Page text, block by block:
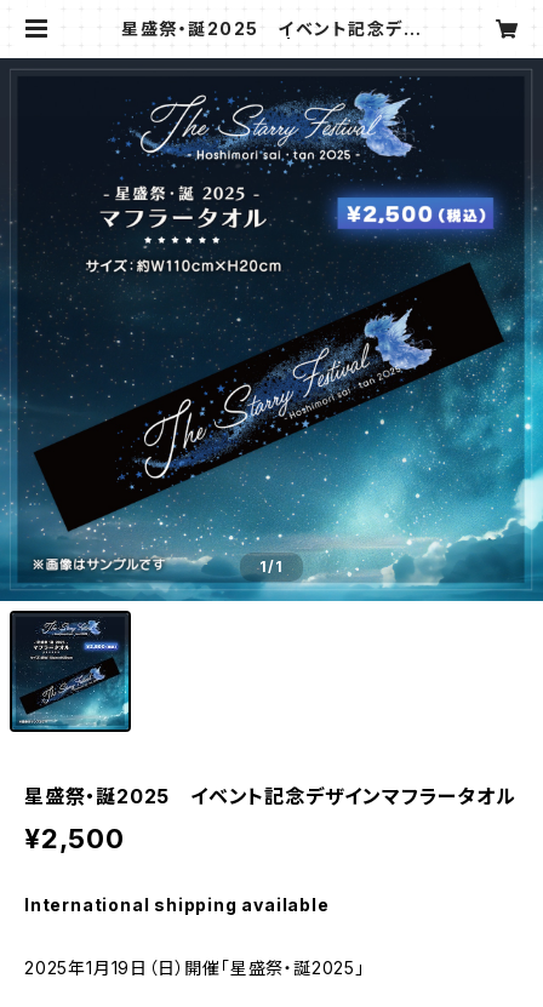
星盛祭・誕2025 イベント記念デザ
ィス公式オンラインショップ
1/1
星盛祭・誕2025 イベント記念デザインマフラータオル
¥2,500
International shipping available
2025年1月19日（日）開催「星盛祭・誕2025」